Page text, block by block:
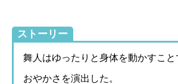
ストーリー
舞人はゆったりと身体を動かすこと
おやかさを演出した。